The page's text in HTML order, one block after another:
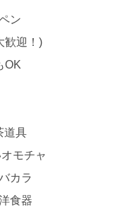
ン
歓迎！)
OK
道具
モチャ
カラ
食器